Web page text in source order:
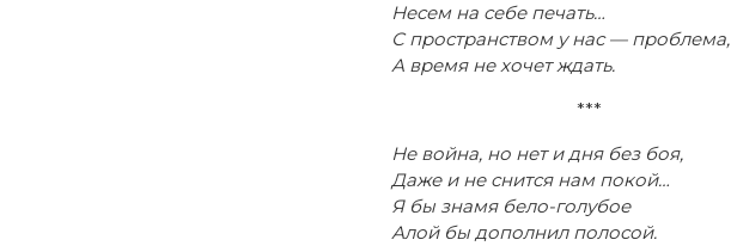
Несем на себе печать…
С пространством у нас — проблема,
А время не хочет ждать.
***
Не война, но нет и дня без боя,
Даже и не снится нам покой…
Я бы знамя бело-голубое
Алой бы дополнил полосой.